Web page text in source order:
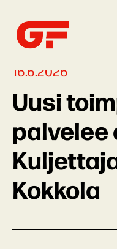
16.6.2026
Uusi
Kokkola